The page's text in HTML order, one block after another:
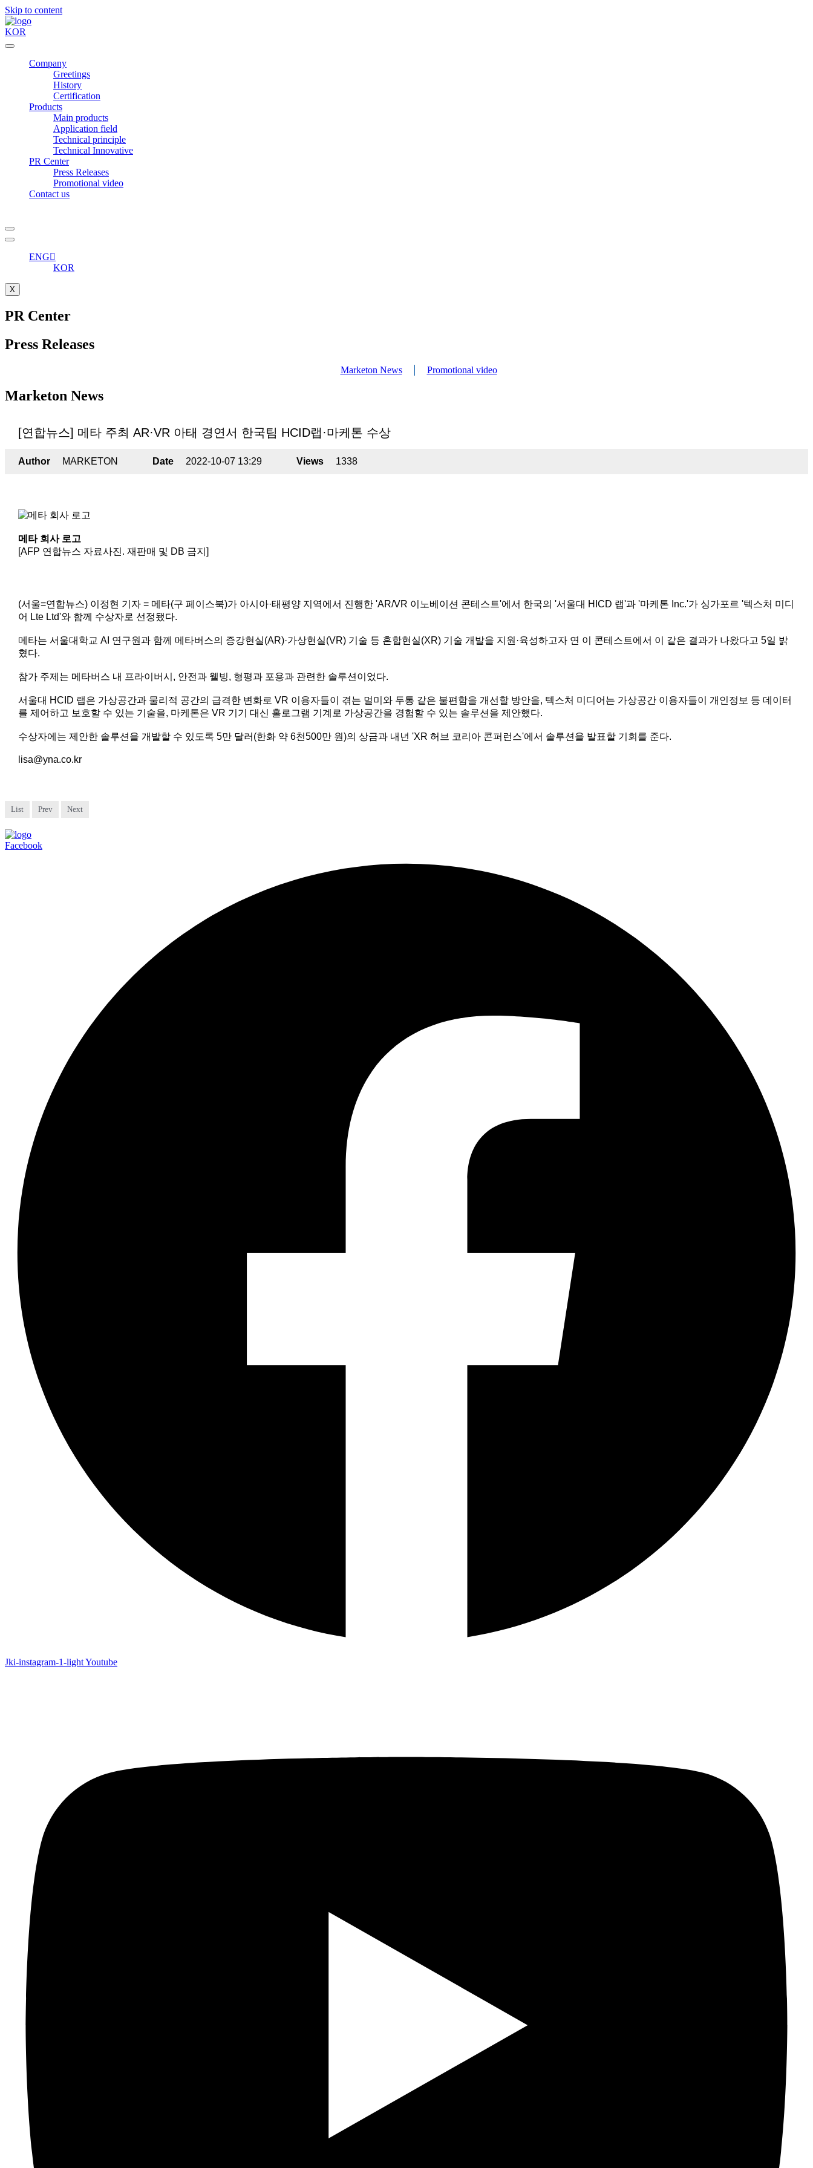
Skip to content
KOR
Company
Greetings
History
Certification
Products
Main products
Application field
Technical principle
Technical Innovative
PR Center
Press Releases
Promotional video
Contact us
ENG
KOR
X
PR Center
Press Releases
Marketon News Promotional video
Marketon News
[연합뉴스] 메타 주최 AR·VR 아태 경연서 한국팀 HCID랩·마케톤 수상
Author MARKETON Date 2022-10-07 13:29 Views 1338
메타 회사 로고
[AFP 연합뉴스 자료사진. 재판매 및 DB 금지]
(서울=연합뉴스) 이정현 기자 = 메타(구 페이스북)가 아시아·태평양 지역에서 진행한 'AR/VR 이노베이션 콘테스트'에서 한국의 '서울대 HICD 랩'과 '마케톤 Inc.'가 싱가포르 '텍스처 미디
어 Lte Ltd'와 함께 수상자로 선정됐다.
메타는 서울대학교 AI 연구원과 함께 메타버스의 증강현실(AR)·가상현실(VR) 기술 등 혼합현실(XR) 기술 개발을 지원·육성하고자 연 이 콘테스트에서 이 같은 결과가 나왔다고 5일 밝
혔다.
참가 주제는 메타버스 내 프라이버시, 안전과 웰빙, 형평과 포용과 관련한 솔루션이었다.
서울대 HCID 랩은 가상공간과 물리적 공간의 급격한 변화로 VR 이용자들이 겪는 멀미와 두통 같은 불편함을 개선할 방안을, 텍스처 미디어는 가상공간 이용자들이 개인정보 등 데이터
를 제어하고 보호할 수 있는 기술을, 마케톤은 VR 기기 대신 홀로그램 기계로 가상공간을 경험할 수 있는 솔루션을 제안했다.
수상자에는 제안한 솔루션을 개발할 수 있도록 5만 달러(한화 약 6천500만 원)의 상금과 내년 'XR 허브 코리아 콘퍼런스'에서 솔루션을 발표할 기회를 준다.
lisa@yna.co.kr
List Prev Next
Facebook
Jki-instagram-1-lightYoutube